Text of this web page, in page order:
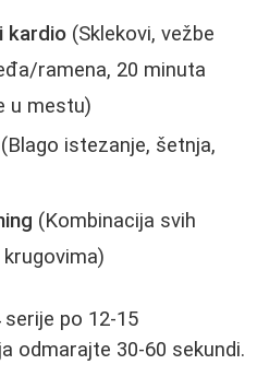
kardio (Sklekovi, vežbe
ramena, 20 minuta
u mestu)
(Blago istezanje, šetnja,
(Kombinacija svih
po 12-15
odmarajte 30-60 sekundi.